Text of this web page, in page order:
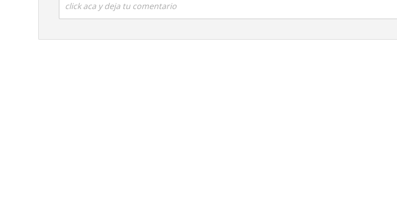
click aca y deja tu comentario